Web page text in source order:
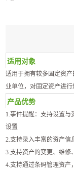
适用对象
适用于拥有较多固定资
业单位，对固定资产进行
产品优势
1.事件提醒：支持设置
设置
2.支持录入丰富的资产信
3.支持资产的变更、维修
4.支持通过条码管理资产